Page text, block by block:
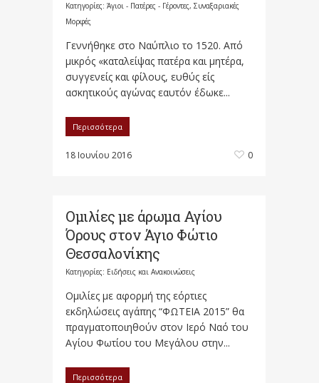
Κατηγορίες: Άγιοι - Πατέρες - Γέροντες, Συναξαριακές
Μορφές
Γεννήθηκε στο Ναύπλιο το 1520. Από
μικρός «καταλείψας πατέρα και μητέρα,
συγγενείς και φίλους, ευθύς είς
ασκητικούς αγώνας εαυτόν έδωκε...
Περισσότερα
18 Ιουνίου 2016 0
Ομιλίες με άρωμα Αγίου
Όρους στον Άγιο Φώτιο
Θεσσαλονίκης
Κατηγορίες: Ειδήσεις και Ανακοινώσεις
Ομιλίες με αφορμή της εόρτιες
εκδηλώσεις αγάπης “ΦΩΤΕΙΑ 2015” θα
πραγματοποιηθούν στον Ιερό Ναό του
Αγίου Φωτίου του Μεγάλου στην...
Περισσότερα